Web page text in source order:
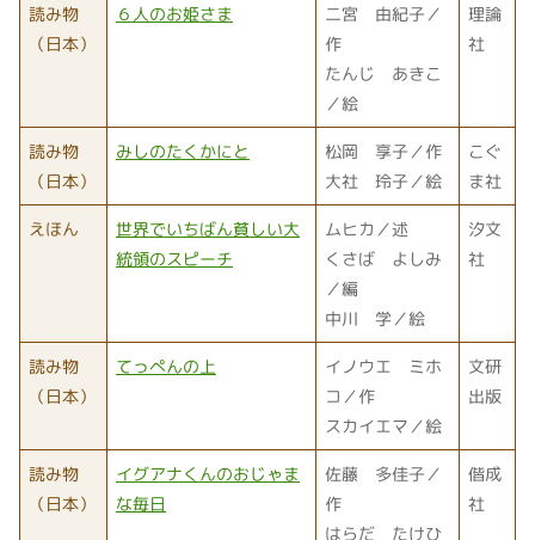
読み物
（日本）
６人のお姫さま
二宮 由紀子／
作
たんじ あきこ
／絵
理論
社
読み物
（日本）
みしのたくかにと
松岡 享子／作
大社 玲子／絵
こぐ
ま社
えほん
世界でいちばん貧しい大
統領のスピーチ
ムヒカ／述
くさば よしみ
／編
中川 学／絵
汐文
社
読み物
（日本）
てっぺんの上
イノウエ ミホ
コ／作
スカイエマ／絵
文研
出版
読み物
（日本）
イグアナくんのおじゃま
な毎日
佐藤 多佳子／
作
はらだ たけひ
偕成
社